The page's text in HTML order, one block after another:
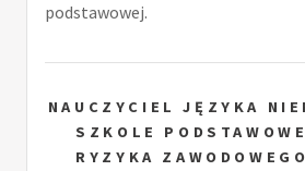
podstawowej.
NAUCZYCIEL JĘZYKA
SZKOLE
RYZYKA